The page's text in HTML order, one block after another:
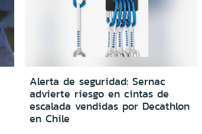
Alerta de seguridad: Sernac
advierte riesgo en cintas de
escalada vendidas por Decathlon
en Chile